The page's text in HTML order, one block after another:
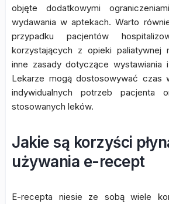
objęte dodatkowymi
wydawania w aptekach. Warto
przypadku pacjentów
korzystających z opieki paliatywnej
inne zasady dotyczące wystawiania
Lekarze mogą dostosowywać czas
indywidualnych potrzeb pacjenta
stosowanych leków.
Jakie są korzyści
używania e-recept
E-recepta niesie ze sobą wiele